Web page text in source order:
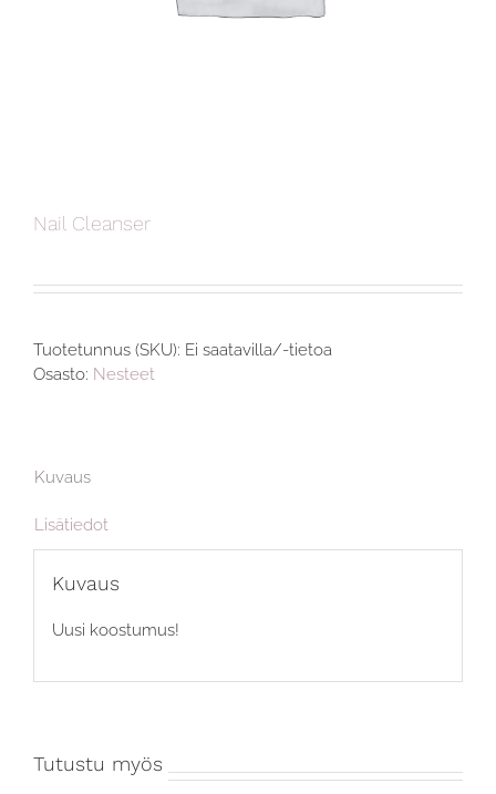
Nail Cleanser
Tuotetunnus (SKU): Ei saatavilla/-tietoa
Osasto: Nesteet
Kuvaus
Lisätiedot
Kuvaus
Uusi koostumus!
Tutustu myös